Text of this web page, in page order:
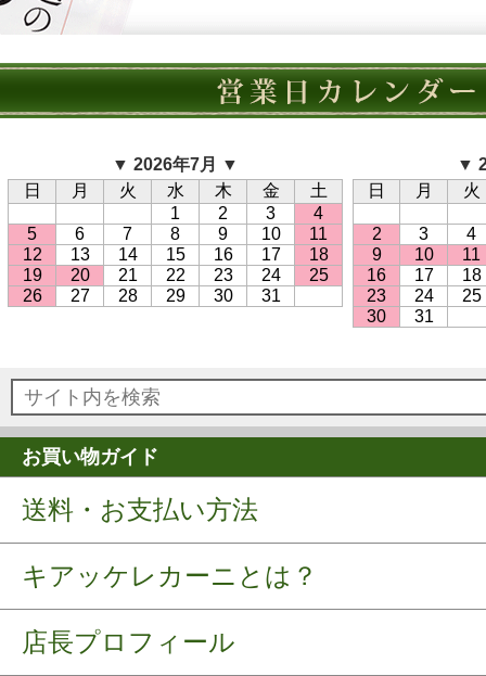
▼ 2026年7月 ▼
日
月 火 水 木 金
土
1
2 3
4
5
6 7 8 9 10
11
12
13 14 15 16 17
18
19
20 21 22 23 24
25
26
27 28 29 30 31
▼
日
月 火
2 3
4
9
10
11
16
17
18
23
24
25
30
31
お買い物ガイド
送料・お支払い方法
キアッケレカーニとは？
店長プロフィール